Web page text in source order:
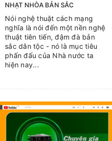
NHẠT NHÒA BẢN SẮC
Nói nghệ thuật cách mạng
nghĩa là nói đến một nền nghệ
thuật tiên tiến, đậm đà bản
sắc dân tộc - nó là mục tiêu
phấn đấu của Nhà nước ta
hiện nay...